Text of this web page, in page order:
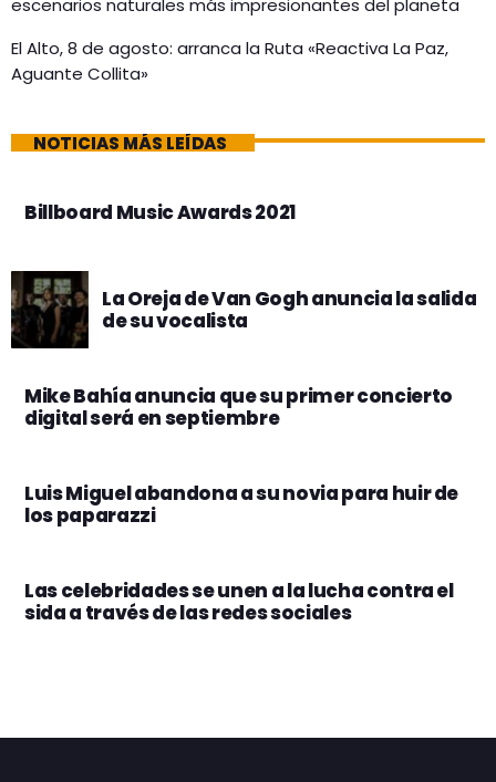
escenarios naturales más impresionantes del planeta
El Alto, 8 de agosto: arranca la Ruta «Reactiva La Paz,
Aguante Collita»
NOTICIAS MÁS LEÍDAS
Billboard Music Awards 2021
La Oreja de Van Gogh anuncia la salida
de su vocalista
Mike Bahía anuncia que su primer concierto
digital será en septiembre
Luis Miguel abandona a su novia para huir de
los paparazzi
Las celebridades se unen a la lucha contra el
sida a través de las redes sociales